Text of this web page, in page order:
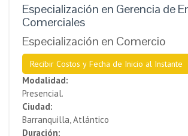
Especialización en Gerencia de
Comerciales
Especialización en Comercio
Recibir Costos y Fecha de Inicio al Instante
Modalidad:
Presencial.
Ciudad:
Barranquilla, Atlántico
Duración: